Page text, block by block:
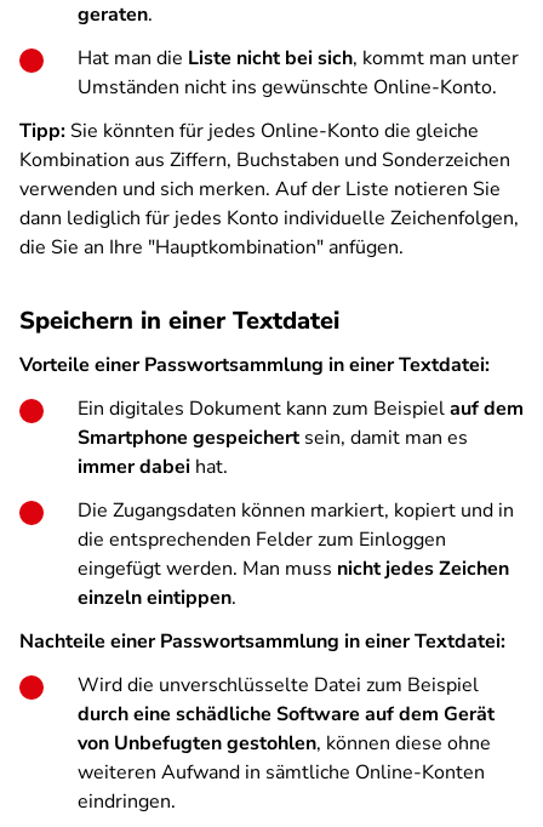
geraten.
Hat man die Liste nicht bei sich, kommt man unter
Umständen nicht ins gewünschte Online-Konto.
Tipp: Sie könnten für jedes Online-Konto die gleiche
Kombination aus Ziffern, Buchstaben und Sonderzeichen
verwenden und sich merken. Auf der Liste notieren Sie
dann lediglich für jedes Konto individuelle Zeichenfolgen,
die Sie an Ihre "Hauptkombination" anfügen.
Speichern in einer Textdatei
Vorteile einer Passwortsammlung in einer Textdatei:
Ein digitales Dokument kann zum Beispielauf dem
Smartphone gespeichertsein, damit man es
immer dabei hat.
Die Zugangsdaten können markiert, kopiert und in
die entsprechenden Felder zum Einloggen
eingefügt werden. Man muss nicht jedes Zeichen
einzeln eintippen.
Nachteile einer Passwortsammlung in einer Textdatei:
Wird die unverschlüsselte Datei zum Beispiel
durch eine schädliche Software auf dem Gerät
von Unbefugten gestohlen, können diese ohne
weiteren Aufwand in sämtliche Online-Konten
eindringen.